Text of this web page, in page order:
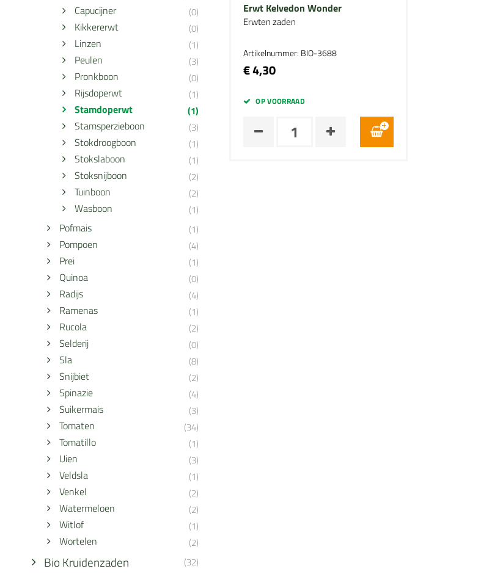
Capucijner (0)
Kikkererwt (0)
Linzen (1)
Peulen (3)
Pronkboon (0)
Rijsdoperwt (1)
Stamdoperwt (1)
Stamsperzieboon (3)
Stokdroogboon (1)
Stokslaboon (1)
Stoksnijboon (2)
Tuinboon (2)
Wasboon (1)
Pofmais (1)
Pompoen (4)
Prei (1)
Quinoa (0)
Radijs (4)
Ramenas (1)
Rucola (2)
Selderij (0)
Sla (8)
Snijbiet (2)
Spinazie (4)
Suikermais (3)
Tomaten (34)
Tomatillo (1)
Uien (3)
Veldsla (1)
Venkel (2)
Watermeloen (2)
Witlof (1)
Wortelen (2)
Bio Kruidenzaden (32)
Erwt Kelvedon Wonder
Erwten zaden
Artikelnummer: BIO-3688
€ 4,30
OP VOORRAAD